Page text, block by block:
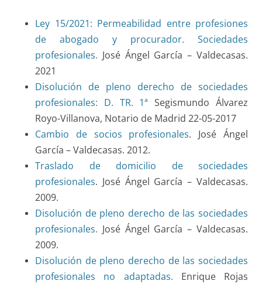
Ley 15/2021: Permeabilidad entre profesiones
de abogado y procurador. Sociedades
profesionales. José Ángel García – Valdecasas.
2021
Disolución de pleno derecho de sociedades
profesionales: D. TR. 1ª Segismundo Álvarez
Royo-Villanova, Notario de Madrid 22-05-2017
Cambio de socios profesionales. José Ángel
García – Valdecasas. 2012.
Traslado de domicilio de sociedades
profesionales. José Ángel García – Valdecasas.
2009.
Disolución de pleno derecho de las sociedades
profesionales. José Ángel García – Valdecasas.
2009.
Disolución de pleno derecho de las sociedades
profesionales no adaptadas. Enrique Rojas